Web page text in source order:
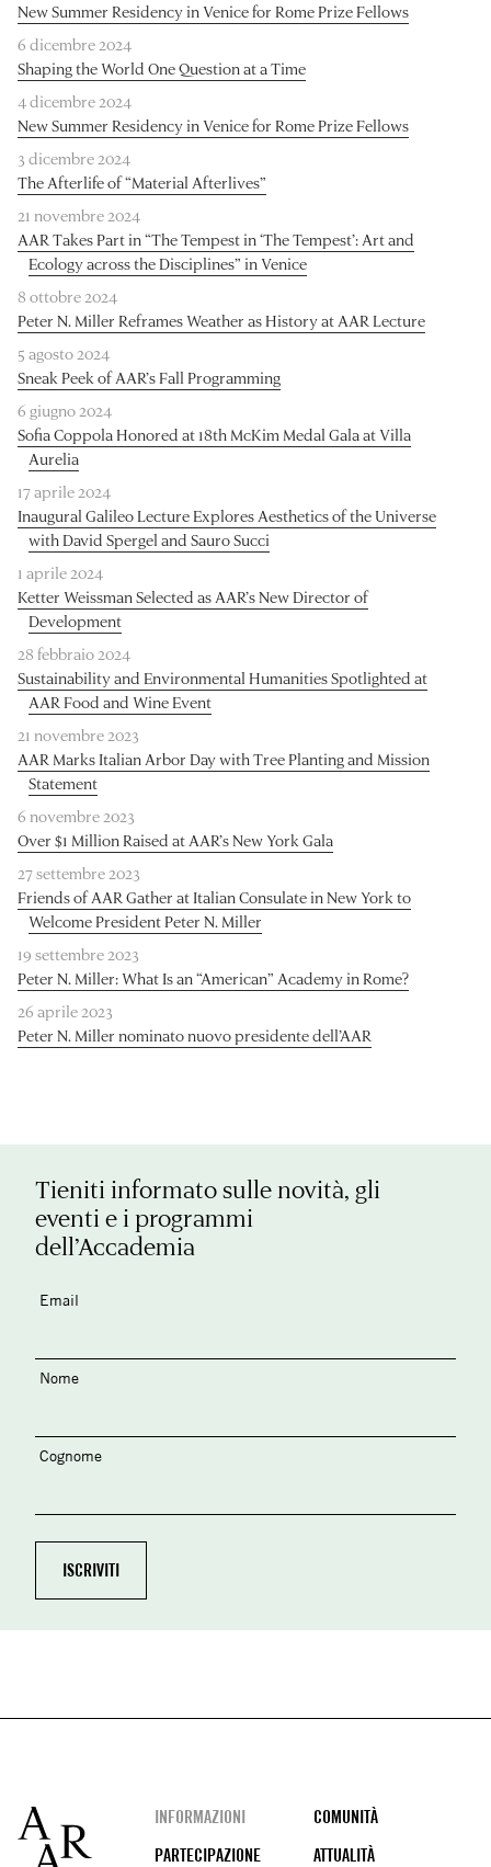
New Summer Residency in Venice for Rome Prize Fellows
6 dicembre 2024
Shaping the World One Question at a Time
4 dicembre 2024
New Summer Residency in Venice for Rome Prize Fellows
3 dicembre 2024
The Afterlife of “Material Afterlives”
21 novembre 2024
AAR Takes Part in “The Tempest in ‘The Tempest’: Art and
Ecology across the Disciplines” in Venice
8 ottobre 2024
Peter N. Miller Reframes Weather as History at AAR Lecture
5 agosto 2024
Sneak Peek of AAR’s Fall Programming
6 giugno 2024
Sofia Coppola Honored at 18th McKim Medal Gala at Villa
Aurelia
17 aprile 2024
Inaugural Galileo Lecture Explores Aesthetics of the Universe
with David Spergel and Sauro Succi
1 aprile 2024
Ketter Weissman Selected as AAR’s New Director of
Development
28 febbraio 2024
Sustainability and Environmental Humanities Spotlighted at
AAR Food and Wine Event
21 novembre 2023
AAR Marks Italian Arbor Day with Tree Planting and Mission
Statement
6 novembre 2023
Over $1 Million Raised at AAR’s New York Gala
27 settembre 2023
Friends of AAR Gather at Italian Consulate in New York to
Welcome President Peter N. Miller
19 settembre 2023
Peter N. Miller: What Is an “American” Academy in Rome?
26 aprile 2023
Peter N. Miller nominato nuovo presidente dell’AAR
Tieniti informato sulle novità, gli
eventi e i programmi
dell’Accademia
Email
Nome
Cognome
Footer
INFORMAZIONI
COMUNITÀ
PARTECIPAZIONE
ATTUALITÀ